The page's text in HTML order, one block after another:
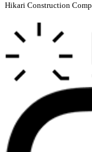
Hikari Construction